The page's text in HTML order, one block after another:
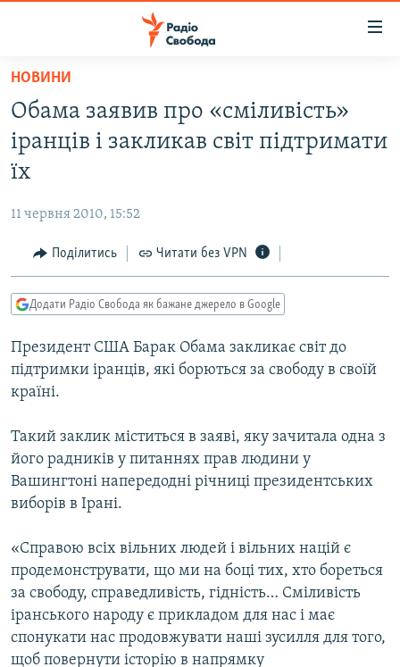
Перейти
основного
матеріалу
Перейти
до
основної
навігації
Перейти
до
пошуку
РАДІО СВОБОДА – 70 РОКІВ
СТАТТІ
ЕКОНОМІКА
СУСПІЛЬСТВО
УКРАЇНА
СВІТ
РОСІЙСЬКА «ФІЛЬТРАЦІЯ»
ДОНБАС.РЕАЛІЇ
ТИ ЯК?
СХЕМИ
КИТАЙ.ВИКЛИКИ
ФОТО
СПЕЦПРОЄКТИ
ПОДКАСТИ
КРИМ РЕАЛІЇ
РУС
УКР
КТАТ
НОВИНИ
Обама заявив про «сміливість»
іранців і закликав світ підтримати
їх
11 червня 2010, 15:52
Поділитись Читати без VPN
Додати Радіо Свобода як бажане джерело в Google
Президент США Барак Обама закликає світ до
підтримки іранців, які борються за свободу в своїй
країні.
Такий заклик міститься в заяві, яку зачитала одна з
його радників у питаннях прав людини у
Вашингтоні напередодні річниці президентських
виборів в Ірані.
«Справою всіх вільних людей і вільних націй є
продемонструвати, що ми на боці тих, хто бореться
за свободу, справедливість, гідність… Сміливість
іранського народу є прикладом для нас і має
спонукати нас продовжувати наші зусилля для того,
щоб повернути історію в напрямку